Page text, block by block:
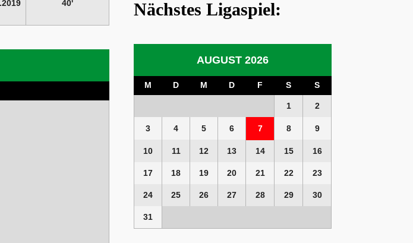
40' Nächstes Ligaspiel:
AUGUST 2026
M D M D F S S
1 2
3 4 5 6 7 8 9
10 11 12 13 14 15 16
17 18 19 20 21 22 23
24 25 26 27 28 29 30
31